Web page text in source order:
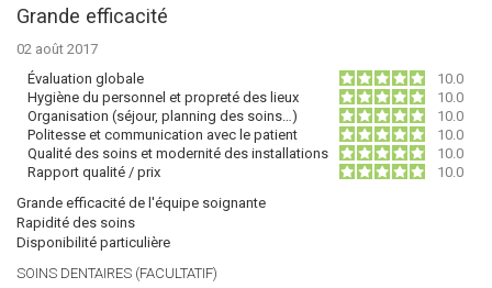
Grande efficacité
02 août 2017
Évaluation globale
10.0
Hygiène du personnel et propreté des lieux
10.0
Organisation (séjour, planning des soins…)
10.0
Politesse et communication avec le patient
10.0
Qualité des soins et modernité des installations
10.0
Rapport qualité / prix
10.0
Grande efficacité de l'équipe soignante
Rapidité des soins
Disponibilité particulière
SOINS DENTAIRES (FACULTATIF)